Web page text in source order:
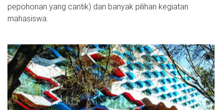
pepohonan yang cantik) dan banyak pilihan kegiatan
mahasiswa.